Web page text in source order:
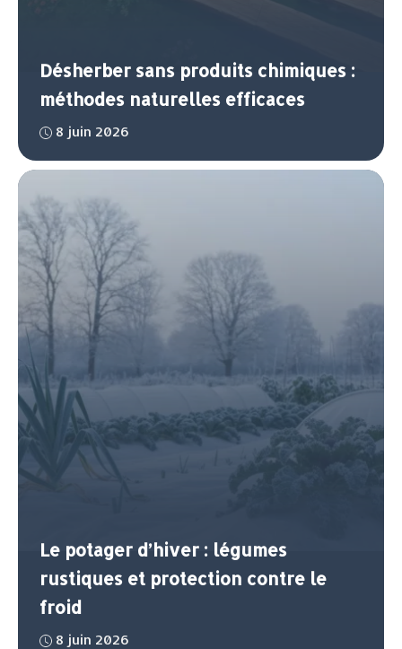
Désherber sans produits chimiques :
méthodes naturelles efficaces
8 juin 2026
Le potager d’hiver : légumes
rustiques et protection contre le
froid
8 juin 2026